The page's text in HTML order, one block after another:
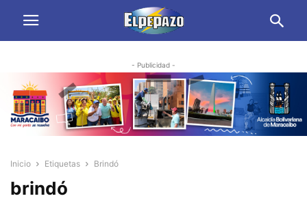
- Publicidad -
Inicio Etiquetas Brindó
brindó